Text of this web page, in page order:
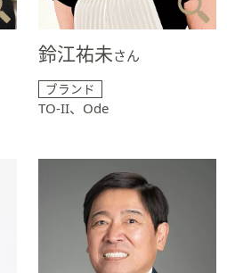
鈴江祐未さん
ブランド
TO-II、Ode